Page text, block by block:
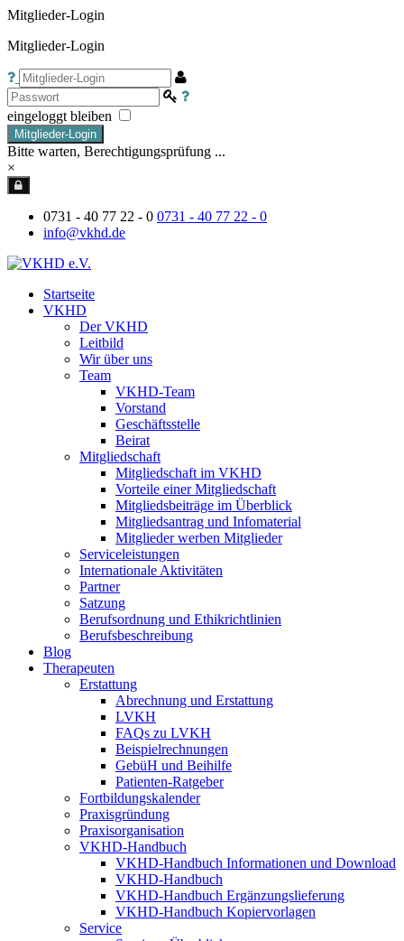
Mitglieder-Login
Mitglieder-Login
eingeloggt bleiben
Mitglieder-Login
Bitte warten, Berechtigungsprüfung ...
×
0731 - 40 77 22 - 0 0731 - 40 77 22 - 0
info@vkhd.de
Startseite
VKHD
Der VKHD
Leitbild
Wir über uns
Team
VKHD-Team
Vorstand
Geschäftsstelle
Beirat
Mitgliedschaft
Mitgliedschaft im VKHD
Vorteile einer Mitgliedschaft
Mitgliedsbeiträge im Überblick
Mitgliedsantrag und Infomaterial
Mitglieder werben Mitglieder
Serviceleistungen
Internationale Aktivitäten
Partner
Satzung
Berufsordnung und Ethikrichtlinien
Berufsbeschreibung
Blog
Therapeuten
Erstattung
Abrechnung und Erstattung
LVKH
FAQs zu LVKH
Beispielrechnungen
GebüH und Beihilfe
Patienten-Ratgeber
Fortbildungskalender
Praxisgründung
Praxisorganisation
VKHD-Handbuch
VKHD-Handbuch Informationen und Download
VKHD-Handbuch
VKHD-Handbuch Ergänzungslieferung
VKHD-Handbuch Kopiervorlagen
Service